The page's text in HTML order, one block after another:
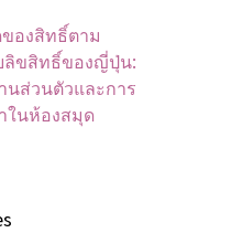
องสิทธิ์ตาม
ลิขสิทธิ์ของญี่ปุ่น:
นส่วนตัวและการ
ในห้องสมุด